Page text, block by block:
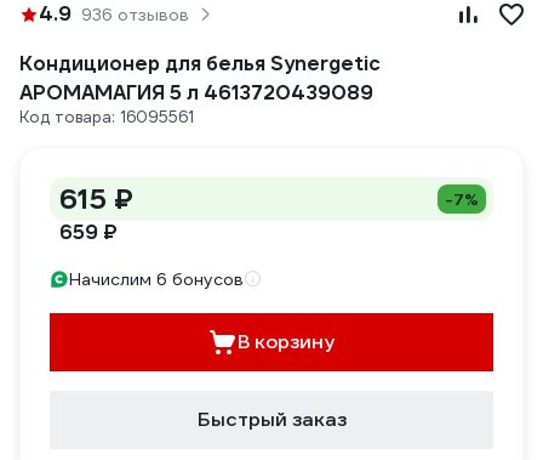
4.9 936 отзывов
Кондиционер для белья Synergetic
АРОМАМАГИЯ 5 л 4613720439089
Код товара: 16095561
615 ₽ -7%
659 ₽
Начислим 6 бонусов
В корзину
Быстрый заказ